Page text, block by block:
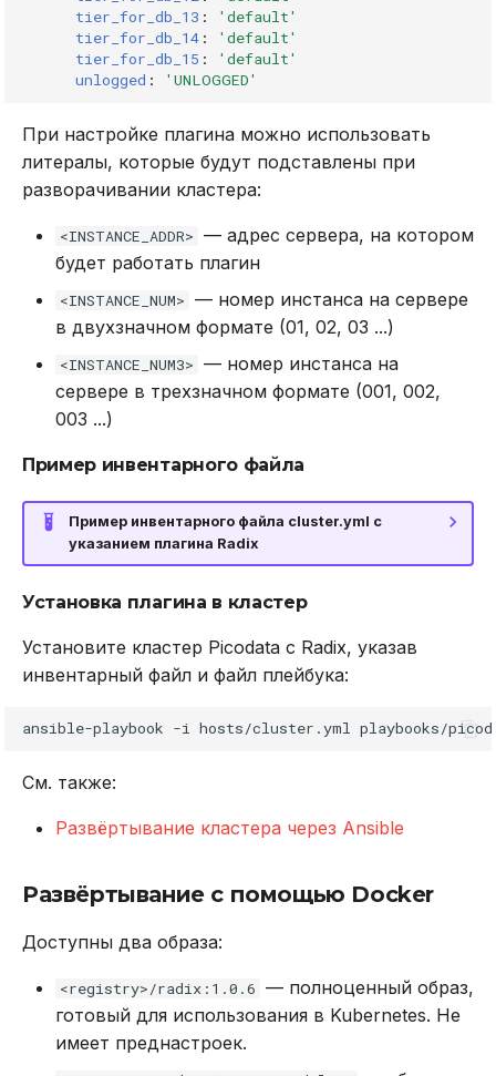
max_clients
max_input_buffer_size
redis_compatibility
push_result_includes_popped_items
disable_scatter_gather
sentinel_enabled
max_defer_actions_per_iteration
authorization_mode
max_samples
watermark
tenacity
tier_for_db_13 :
'default'
tier_for_db_14 :
'default'
tier_for_db_15 :
'default'
unlogged : 'UNLOGGED'
При настройке плагина можно использовать
литералы, которые будут подставлены при
разворачивании кластера:
<INSTANCE_ADDR> — адрес сервера, на котором
будет работать плагин
<INSTANCE_NUM> — номер инстанса на сервере
в двухзначном формате (01, 02, 03 ...)
<INSTANCE_NUM3> — номер инстанса на
сервере в трехзначном формате (001, 002,
003 ...)
Пример инвентарного файла
Пример инвентарного файла cluster.yml с
указанием плагина Radix
Установка плагина в кластер
Установите кластер Picodata с Radix, указав
инвентарный файл и файл плейбука:
ansible-playbook -i hosts/cluster.yml
См. также:
Развёртывание кластера через Ansible
Развёртывание с помощью Docker
Доступны два образа:
<registry>/radix:1.0.6 — полноценный образ,
готовый для использования в Kubernetes. Не
имеет преднастроек.